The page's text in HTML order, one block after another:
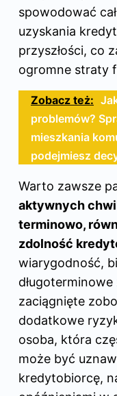
spowodować
uzyskania
przyszłości, co
ogromne straty
Zobacz też:
problemów?
mieszkania
podejmiesz
Warto zawsze
aktywnych
terminowo,
zdolność
wiarygodność,
zaciągnięte
dodatkowe
osoba, która
może być
kredytobiorcę,